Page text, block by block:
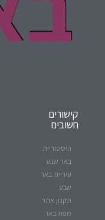
קישורים
חשובים
היסטוריית
באר שבע
עיריית באר
שבע
תקנון אתר
מפת באר